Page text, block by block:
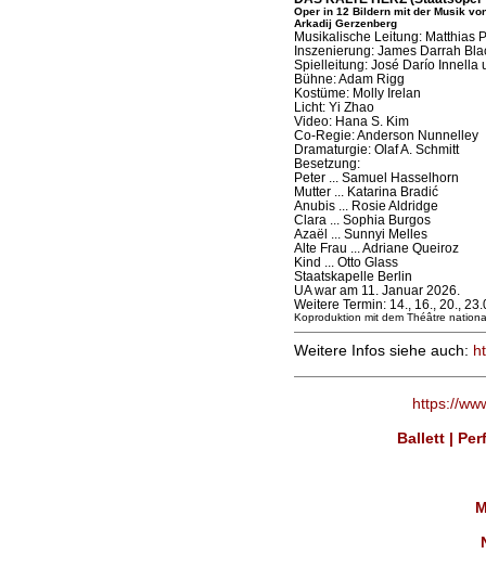
Oper in 12 Bildern mit der Musik
Arkadij Gerzenberg
Musikalische Leitung: Matthias
Inszenierung: James Darrah
Spielleitung: José Darío Innella
Bühne: Adam Rigg
Kostüme: Molly Irelan
Licht: Yi Zhao
Video: Hana S. Kim
Co-Regie: Anderson Nunnelley
Dramaturgie: Olaf A. Schmitt
Besetzung:
Peter ... Samuel Hasselhorn
Mutter ... Katarina Bradić
Anubis ... Rosie Aldridge
Clara ... Sophia Burgos
Azaël ... Sunnyi Melles
Alte Frau ... Adriane Queiroz
Kind ... Otto Glass
Staatskapelle Berlin
UA war am 11. Januar 2026.
Weitere Termin: 14., 16., 20.,
Koproduktion mit dem Théâtre
Weitere Infos siehe auch:
https://
Ballett |